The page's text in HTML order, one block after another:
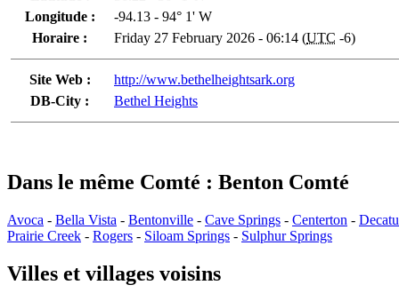
Longitude :
-94.13 - 94° 1' W
Horaire :
Friday 27 February 2026 - 06:14 (UTC -6)
Site Web :
http://www.bethelheightsark.org
DB-City :
Bethel Heights
Dans le même Comté : Benton Comté
Avoca - Bella Vista - Bentonville - Cave Springs - Centerton -
Prairie Creek - Rogers - Siloam Springs - Sulphur Springs
Villes et villages voisins